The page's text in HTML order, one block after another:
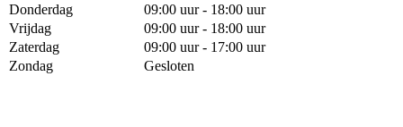
Donderdag
09:00 uur - 18:00 uur
Vrijdag
09:00 uur - 18:00 uur
Zaterdag
09:00 uur - 17:00 uur
Zondag
Gesloten